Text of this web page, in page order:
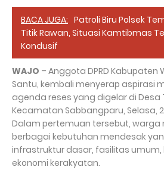
BACA JUGA: Patroli Biru Polsek
Titik Rawan, Situasi Kamtibmas
Kondusif
WAJO – Anggota DPRD Kabupaten
Santu, kembali menyerap aspirasi
agenda reses yang digelar di Desa
Kecamatan Sabbangparu, Selasa,
Dalam pertemuan tersebut, warga
berbagai kebutuhan mendesak
infrastruktur dasar, fasilitas
ekonomi kerakyatan.